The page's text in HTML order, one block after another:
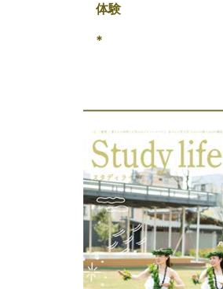
体験
*